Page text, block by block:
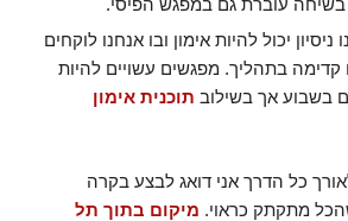
בשיחה עוברת גם במפגש הפיסי.
ניסיון יכול להיות אימון ובו אנחנו לוקחים
בתהליך. מפגשים עשויים להיות
בשבוע אך בשילוב תוכנית אימון
כל הדרך אני דואג לבצע בקרה
מתקתק כראוי. מיקום בתוך תל